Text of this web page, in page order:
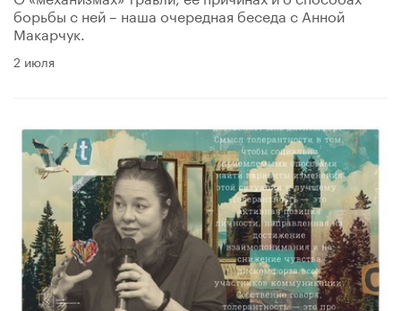
борьбы с ней – наша очередная беседа с Анной
Макарчук.
2 июля